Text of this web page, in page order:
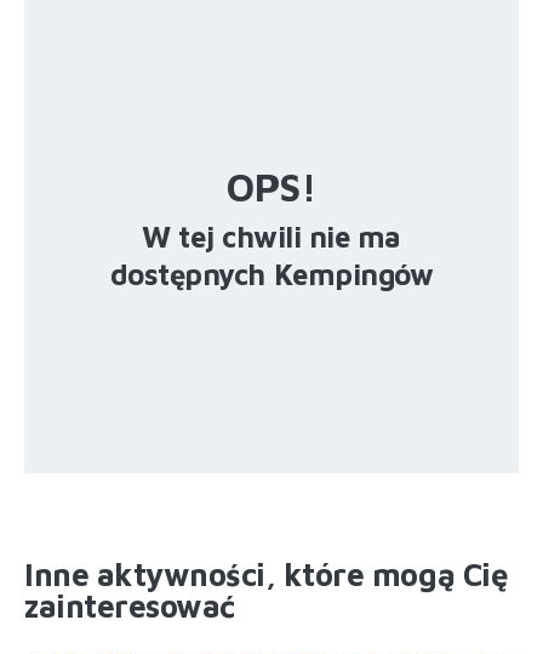
OPS!
W tej chwili nie ma
dostępnych Kempingów
Inne aktywności, które mogą Cię
zainteresować